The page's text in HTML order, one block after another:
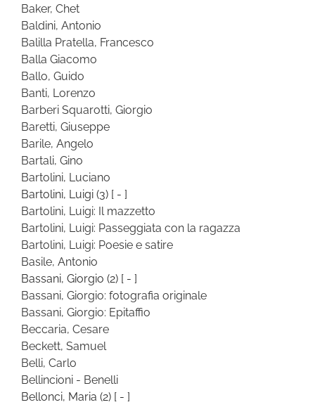
Baker, Chet
Baldini, Antonio
Balilla Pratella, Francesco
Balla Giacomo
Ballo, Guido
Banti, Lorenzo
Barberi Squarotti, Giorgio
Baretti, Giuseppe
Barile, Angelo
Bartali, Gino
Bartolini, Luciano
Bartolini, Luigi (3) [ - ]
Bartolini, Luigi: Il mazzetto
Bartolini, Luigi: Passeggiata con la ragazza
Bartolini, Luigi: Poesie e satire
Basile, Antonio
Bassani, Giorgio (2) [ - ]
Bassani, Giorgio: fotografia originale
Bassani, Giorgio: Epitaffio
Beccaria, Cesare
Beckett, Samuel
Belli, Carlo
Bellincioni - Benelli
Bellonci, Maria (2) [ - ]